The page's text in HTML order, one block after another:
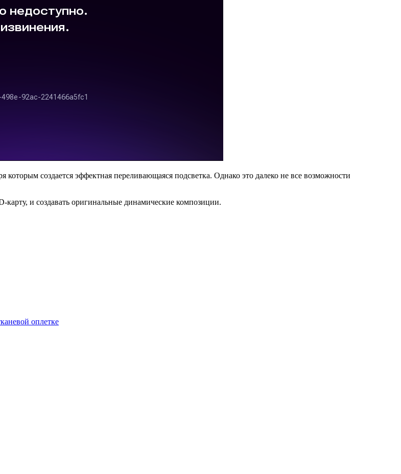
создается эффектная переливающаяся подсветка. Однако это далеко не все возможности
и создавать оригинальные динамические композиции.
оплетке